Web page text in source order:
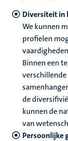
Diversiteit in
We kunnen
profielen
Binnen een
de
kunnen de
van
Persoonlijke